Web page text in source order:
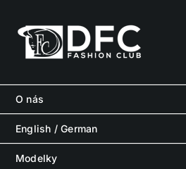
content
O nás
English / German
Modelky